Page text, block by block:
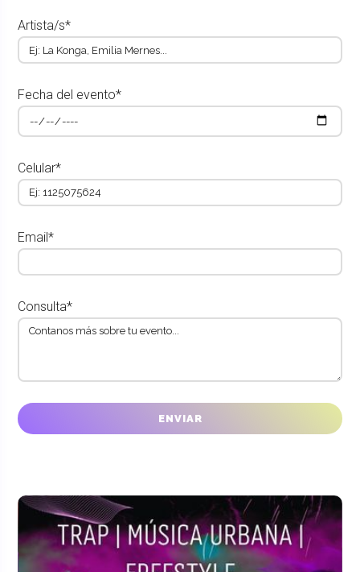
Artista/s*
Fecha del evento*
Celular*
Email*
Consulta*